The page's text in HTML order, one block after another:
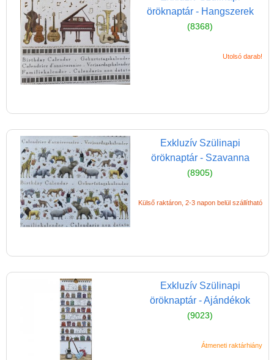
öröknaptár - Hangszerek
(8368)
Utolsó darab!
Exkluzív Szülinapi
öröknaptár - Szavanna
(8905)
Külső raktáron, 2-3 napon belül szállítható
Exkluzív Szülinapi
öröknaptár - Ajándékok
(9023)
Átmeneti raktárhiány
Társasjáték
Tudományos játék
Úti játékok, Utazó játékok
játékok